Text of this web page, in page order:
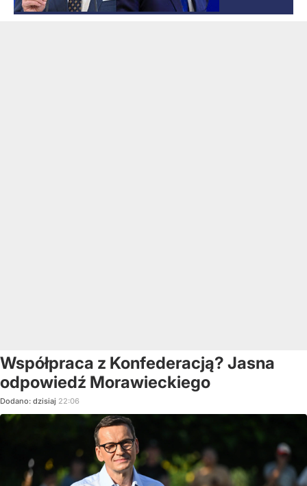
Współpraca z Konfederacją? Jasna
odpowiedź Morawieckiego
Dodano: dzisiaj 22:06